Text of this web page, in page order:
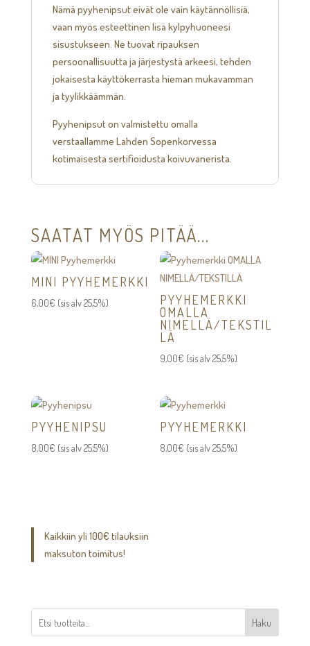
Nämä pyyhenipsut eivät ole vain käytännöllisiä,
vaan myös esteettinen lisä kylpyhuoneesi
sisustukseen. Ne tuovat ripauksen
persoonallisuutta ja järjestystä arkeesi, tehden
jokaisesta käyttökerrasta hieman mukavamman
ja tyylikkäämmän.
Pyyhenipsut on valmistettu omalla
verstaallamme Lahden Sopenkorvessa
kotimaisesta sertifioidusta koivuvanerista.
SAATAT MYÖS PITÄÄ...
MINI PYYHEMERKKI
6,00€ (sis alv 25,5%)
PYYHEMERKKI
OMALLA
NIMELLÄ/TEKSTIL
LÄ
9,00€ (sis alv 25,5%)
PYYHENIPSU
8,00€ (sis alv 25,5%)
PYYHEMERKKI
8,00€ (sis alv 25,5%)
Kaikkiin yli 100€ tilauksiin
maksuton toimitus!
Haku